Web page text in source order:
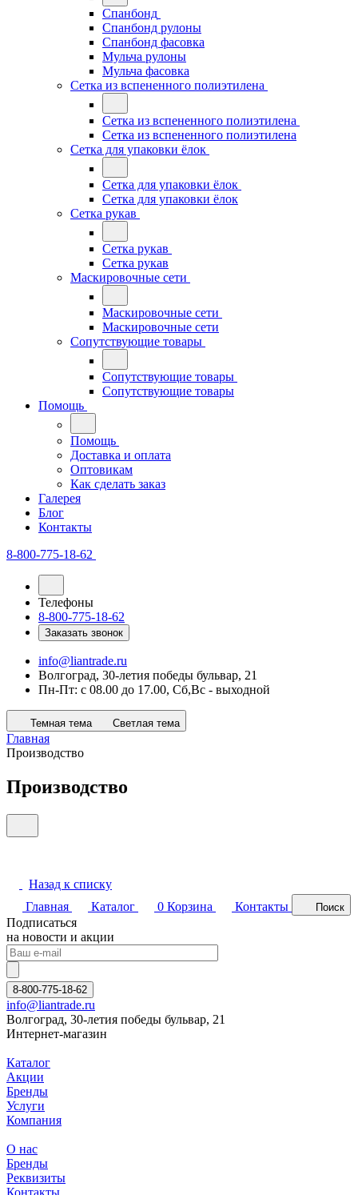
Спанбонд
Спанбонд рулоны
Спанбонд фасовка
Мульча рулоны
Мульча фасовка
Сетка из вспененного полиэтилена
Сетка из вспененного полиэтилена
Сетка из вспененного полиэтилена
Сетка для упаковки ёлок
Сетка для упаковки ёлок
Сетка для упаковки ёлок
Сетка рукав
Сетка рукав
Сетка рукав
Маскировочные сети
Маскировочные сети
Маскировочные сети
Сопутствующие товары
Сопутствующие товары
Сопутствующие товары
Помощь
Помощь
Доставка и оплата
Оптовикам
Как сделать заказ
Галерея
Блог
Контакты
8-800-775-18-62
Телефоны
8-800-775-18-62
Заказать звонок
info@liantrade.ru
Волгоград, 30-летия победы бульвар, 21
Пн-Пт: c 08.00 до 17.00, Cб,Вс - выходной
Темная тема Светлая тема
Главная
Производство
Производство
Назад к списку
Главная
Каталог 0 Корзина Контакты Поиск
Подписаться
на новости и акции
8-800-775-18-62
info@liantrade.ru
Волгоград, 30-летия победы бульвар, 21
Интернет-магазин
Каталог
Акции
Бренды
Услуги
Компания
О нас
Бренды
Реквизиты
Контакты